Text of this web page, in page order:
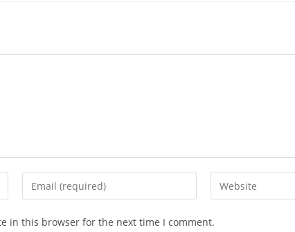
Enter
your
Enter
your
in this browser for the next time I comment.